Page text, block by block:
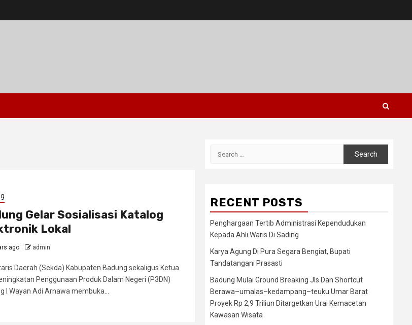
Gelar Sosialisasi Katalog
Lokal
ago admin
Daerah (Sekda) Kabupaten Badung sekaligus Ketua
Penggunaan Produk Dalam Negeri (P3DN)
I Wayan Adi Arnawa membuka...
RECENT POSTS
Penghargaan Tertib Administrasi Kependudukan
Kepada Ahli Waris Di Sading
Karya Agung Di Pura Segara Bengiat, Bupati
Tandatangani Prasasti
Badung Mulai Ground Breaking Jls Dan Shortcut
Berawa–umalas–kedampang–teuku Umar Barat
Proyek Rp 2,9 Triliun Ditargetkan Urai Kemacetan
Kawasan Wisata